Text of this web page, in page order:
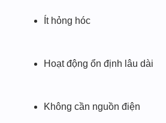
Ít hỏng hóc
Hoạt động ổn định lâu dài
Không cần nguồn điện